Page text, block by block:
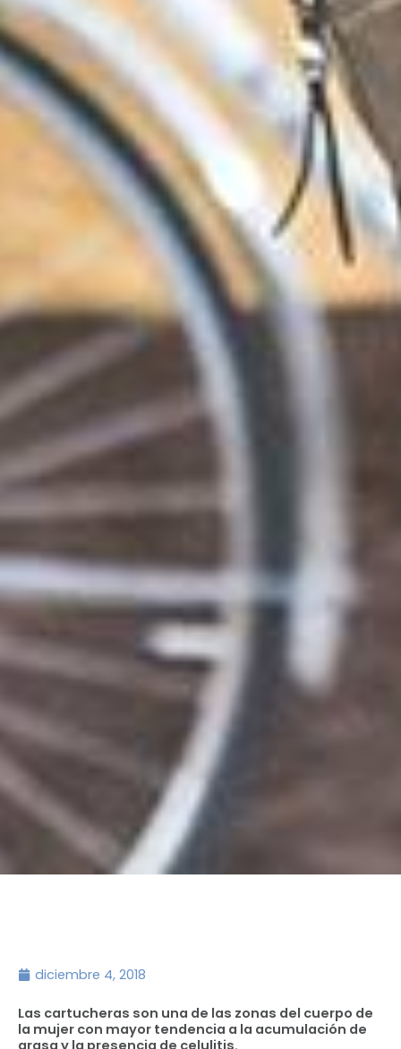
diciembre 4, 2018
Las cartucheras son una de las zonas del cuerpo de
la mujer con mayor tendencia a la acumulación de
grasa y la presencia de celulitis.